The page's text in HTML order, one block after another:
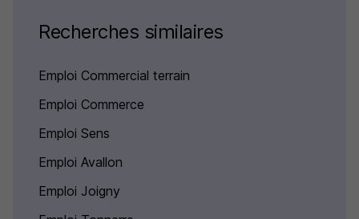
Recherches similaires
Emploi Commercial terrain
Emploi Commerce
Emploi Sens
Emploi Avallon
Emploi Joigny